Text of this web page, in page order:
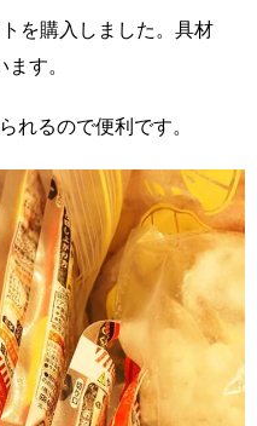
を購入しました。具材
す。
れるので便利です。